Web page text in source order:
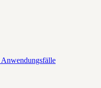
Anwendungsfälle